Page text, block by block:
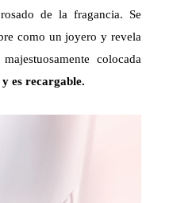
de la fragancia. Se
como un joyero y revela
colocada
y es recargable.